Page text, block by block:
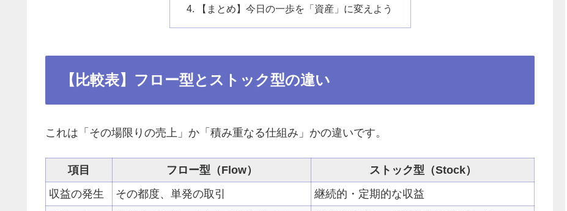
【まとめ】今日の一歩を「資産」に変えよう
【比較表】フロー型とストック型の違い
これは「その場限りの売上」か「積み重なる仕組み」かの違いです。
項目 フロー型（Flow）
ストック型（Stock）
収益の発生
その都度、単発の取引
継続的・定期的な収益